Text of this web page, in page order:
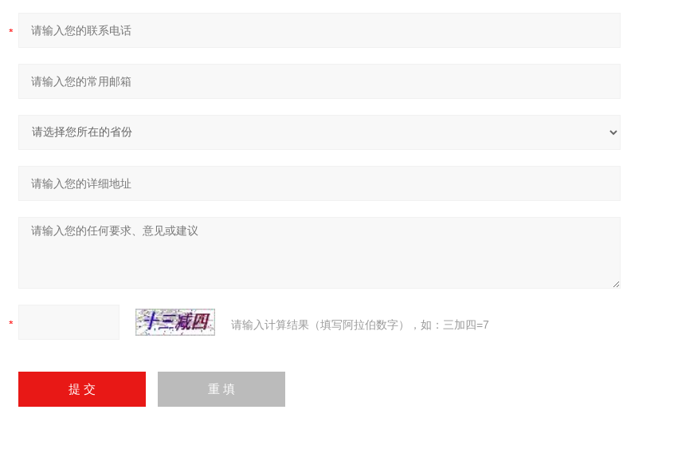
请输入计算结果（填写阿拉伯数字），如：三加四=7